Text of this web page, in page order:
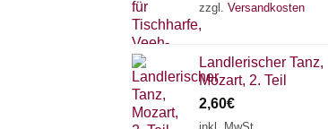
zzgl. Versandkosten
Landlerischer Tanz,
Mozart, 2. Teil
2,60€